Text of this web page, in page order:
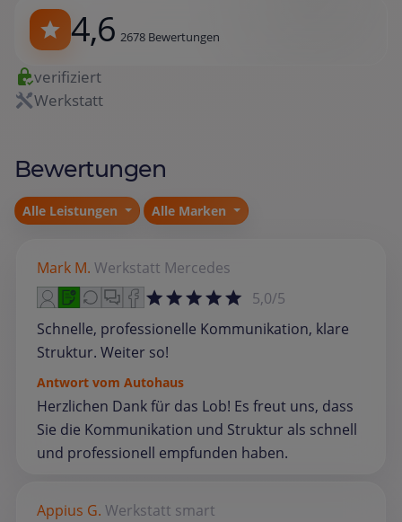
4,6 2678 Bewertungen
verifiziert
Werkstatt
Bewertungen
Alle Leistungen Alle Marken
Mark M. Werkstatt Mercedes
5,0/5
Schnelle, professionelle Kommunikation, klare
Struktur. Weiter so!
Antwort vom Autohaus
Herzlichen Dank für das Lob! Es freut uns, dass
Sie die Kommunikation und Struktur als schnell
und professionell empfunden haben.
Appius G. Werkstatt smart